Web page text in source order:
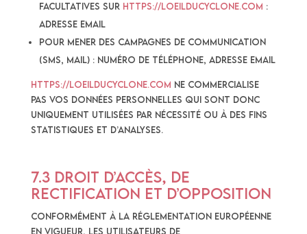
facultatives sur https://loeilducyclone.com :
adresse email
pour mener des campagnes de communication
(sms, mail) : numéro de téléphone, adresse email
https://loeilducyclone.com ne commercialise
pas vos données personnelles qui sont donc
uniquement utilisées par nécessité ou à des fins
statistiques et d’analyses.
7.3 Droit d’accès, de
rectification et d’opposition
Conformément à la réglementation européenne
en vigueur, les Utilisateurs de